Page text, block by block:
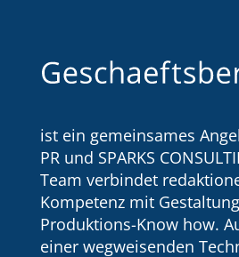
ist ein gemeinsames
PR und SPARKS
Team verbindet
Kompetenz mit
Produktions-Know how.
einer wegweisenden